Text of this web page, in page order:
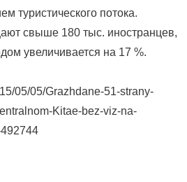
туристического потока.
свыше 180 тыс. иностранцев,
увеличивается на 17 %.
05/05/Grazhdane-51-strany-
Kitae-bez-viz-na-